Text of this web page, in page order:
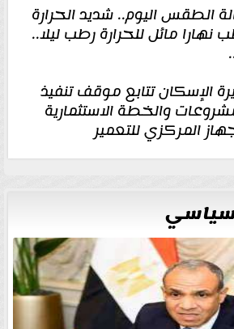
الطقس اليوم.. شديد الحرارة
نهارا مائل للحرارة رطب ليلا..
الإسكان تتابع موقف تنفيذ
والخطة الاستثمارية
المركزي للتعمير